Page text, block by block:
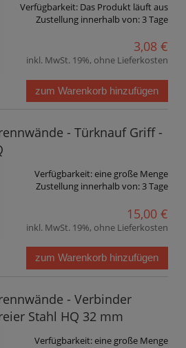
Verfügbarkeit: Das Produkt läuft aus
Zustellung innerhalb von:3 Tage
3,08 €
inkl. MwSt. 19%, ohne Lieferkosten
zum Warenkorb hinzufügen
- Türknauf Griff -
Verfügbarkeit:eine große Menge
Zustellung innerhalb von:3 Tage
15,00 €
inkl. MwSt. 19%, ohne Lieferkosten
zum Warenkorb hinzufügen
- Verbinder
Stahl HQ 32 mm
Verfügbarkeit:eine große Menge